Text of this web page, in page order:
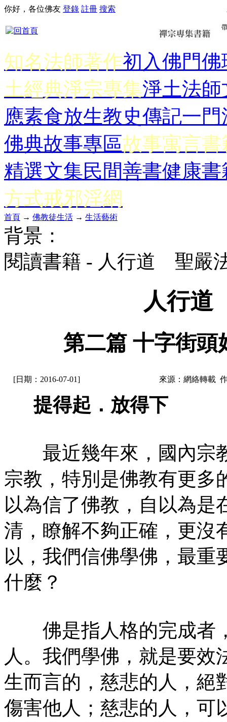
你好，各位佛友 登錄 註冊 搜索
知名法師著作初入佛門佛
土經典淨宗專集淨土法師
應素食放生教史傳記一門
佛典故事專區故事寓言書
精選文集民間善書健康書
方式戒邪淫網
首頁 → 佛教徒生活 → 生活藝術
背景：
閱讀書籍 - 人行道 聖嚴
人行
第二篇 十字街頭
[日期：2016-07-01] 來源：網絡轉載
提得起．放得下
最近幾年來，國內宗
宗教，特別是佛教有更多
以為信了佛教，自以為是
清，瞭解不夠正確，更沒
以，我們信佛學佛，最重
什麼？
佛是指人格的完成者
人。我們學佛，就是要效
生而言的，慈悲的人，絕
傷害他人；慈悲的人，可